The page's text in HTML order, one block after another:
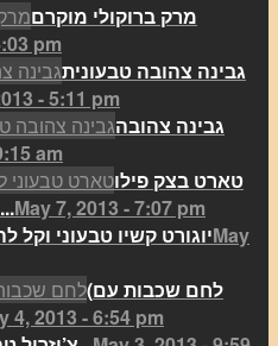
מרק ברוקולי מוקרם
pm
גבינה צהובה טבעונית
- 5:11 pm
גבינה צהובה
am
טארט בצק פילו
עם בצל מקורמל וגבינת...May 7, 2013 - 7:07 pm
יוגורט קשיו טבעוני וקלMay
(לחם שכבות עם
4, 2013 - 6:54 pm